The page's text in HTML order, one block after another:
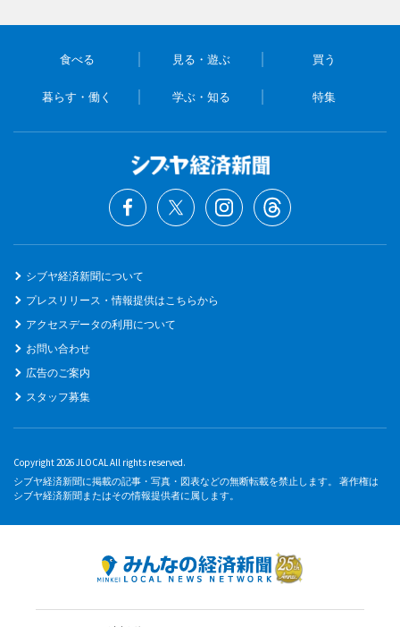
食べる 見る・遊ぶ 買う
暮らす・働く 学ぶ・知る 特集
シブヤ経済新聞について
プレスリリース・情報提供はこちらから
アクセスデータの利用について
お問い合わせ
広告のご案内
スタッフ募集
Copyright 2026 JLOCAL All rights reserved.
シブヤ経済新聞に掲載の記事・写真・図表などの無断転載を禁止します。 著作権は
シブヤ経済新聞またはその情報提供者に属します。